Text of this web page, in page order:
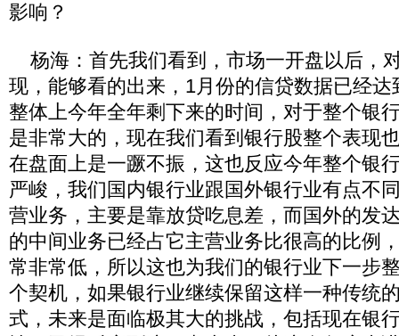
影响？
杨海：首先我们看到，市场一开盘以后，
现，能够看的出来，1月份的信贷数据已经
整体上今年全年剩下来的时间，对于整个银
是非常大的，现在我们看到银行股整个表现
在盘面上是一蹶不振，这也反应今年整个银
严峻，我们国内银行业跟国外银行业有点不
营业务，主要是靠放贷吃息差，而国外的发
的中间业务已经占它主营业务比很高的比例
常非常低，所以这也为我们的银行业下一步
个契机，如果银行业继续保留这样一种传统
式，未来是面临极其大的挑战，包括现在银